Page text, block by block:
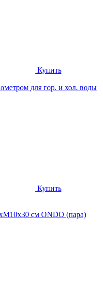
Купить
для гор. и хол. воды
Купить
см ONDO (пара)